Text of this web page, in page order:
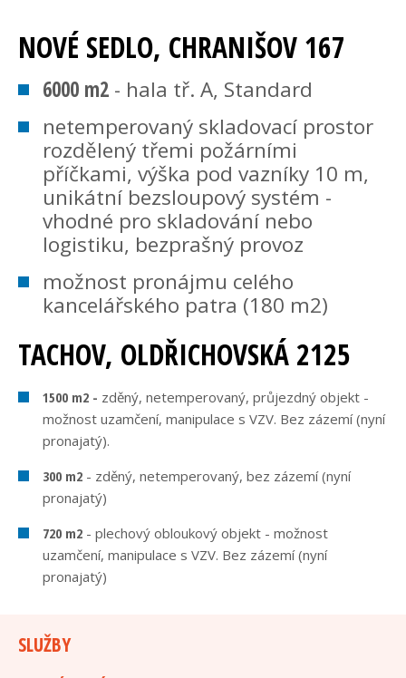
NOVÉ SEDLO, CHRANIŠOV 167
6000 m2 - hala tř. A, Standard
netemperovaný skladovací prostor
rozdělený třemi požárními
příčkami, výška pod vazníky 10 m,
unikátní bezsloupový systém -
vhodné pro skladování nebo
logistiku, bezprašný provoz
možnost pronájmu celého
kancelářského patra (180 m2)
TACHOV, OLDŘICHOVSKÁ 2125
1500 m2 - zděný, netemperovaný, průjezdný objekt -
možnost uzamčení, manipulace s VZV. Bez zázemí (nyní
pronajatý).
300 m2 - zděný, netemperovaný, bez zázemí (nyní
pronajatý)
720 m2 - plechový obloukový objekt - možnost
uzamčení, manipulace s VZV. Bez zázemí (nyní
pronajatý)
SLUŽBY